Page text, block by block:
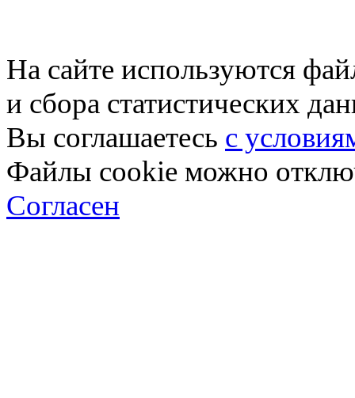
На сайте используются
и сбора статистических
Вы соглашаетесь с
Файлы cookie можно
Согласен